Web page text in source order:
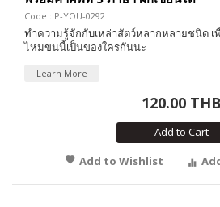
Code : P-YOU-0292
ทำความรู้จักกับเหล่าสัตว์หลากหลายชนิด
ไหมขนนี้เป็นของใครกันนะ
Learn More
120.00 THB
Add to Cart
Add to Wishlist